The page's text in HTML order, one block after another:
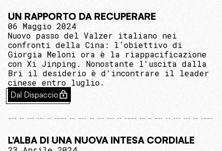
UN RAPPORTO DA RECUPERARE
06 Maggio 2024
Nuovo passo del Valzer italiano nei
confronti della Cina: l’obiettivo di
Giorgia Meloni ora è la riappacificazione
con Xi Jinping. Nonostante l'uscita dalla
Bri il desiderio è d'incontrare il leader
cinese entro luglio.
Dal Dispaccio
L'ALBA DI UNA NUOVA INTESA CORDIALE